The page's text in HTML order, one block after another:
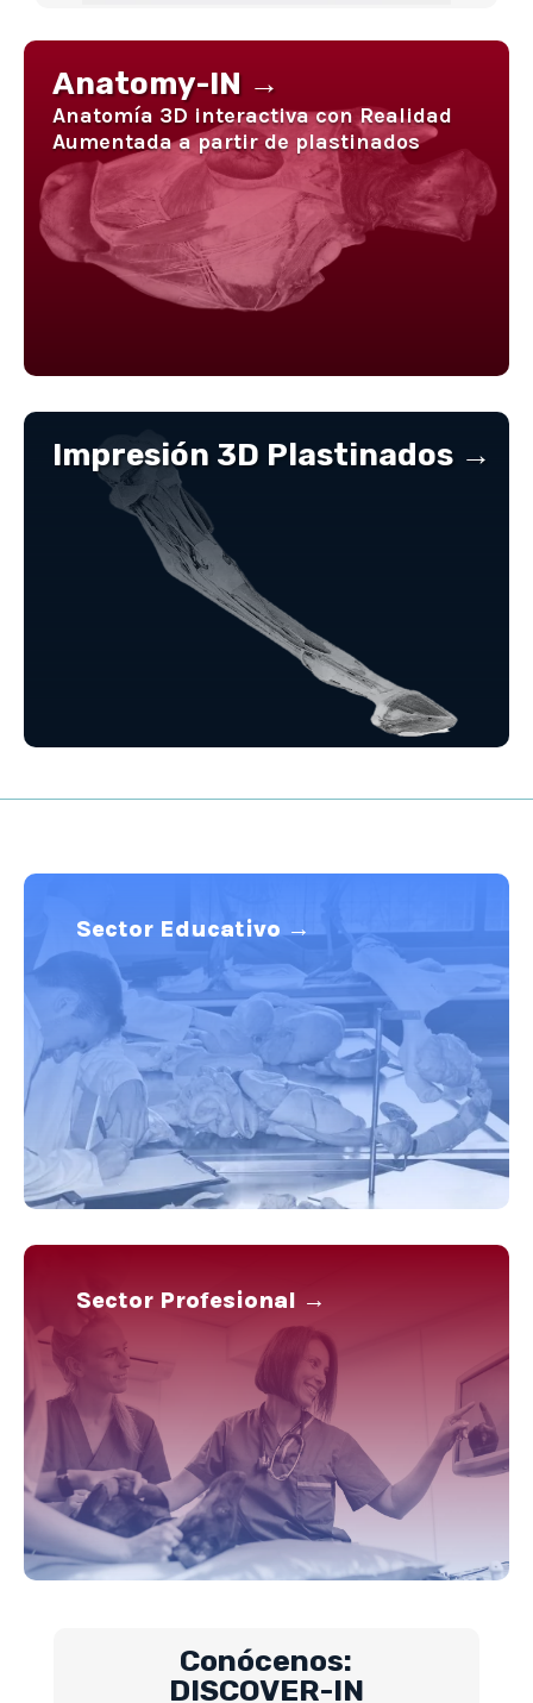
Anatomy-IN →
Anatomía 3D interactiva con Realidad
Aumentada a partir de plastinados
Impresión 3D Plastinados →
Sector Educativo →
Sector Profesional →
Conócenos:
DISCOVER-IN